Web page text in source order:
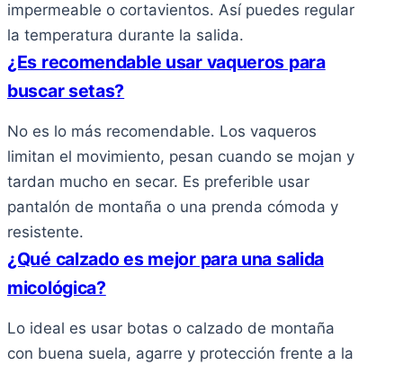
impermeable o cortavientos. Así puedes regular
la temperatura durante la salida.
¿Es recomendable usar vaqueros para
buscar setas?
No es lo más recomendable. Los vaqueros
limitan el movimiento, pesan cuando se mojan y
tardan mucho en secar. Es preferible usar
pantalón de montaña o una prenda cómoda y
resistente.
¿Qué calzado es mejor para una salida
micológica?
Lo ideal es usar botas o calzado de montaña
con buena suela, agarre y protección frente a la